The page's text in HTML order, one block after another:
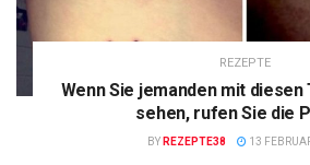
REZEPTE
Wenn Sie jemanden mit
sehen, rufen Sie die
BY REZEPTE38 13